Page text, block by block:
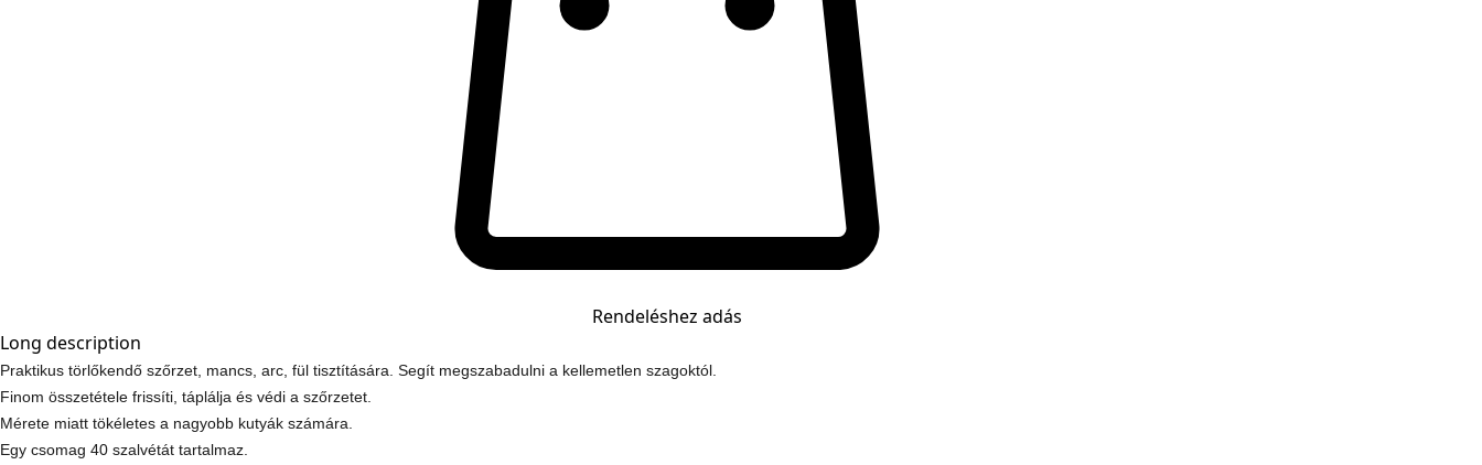
Rendeléshez adás
Long description
Praktikus törlőkendő szőrzet, mancs, arc, fül tisztítására. Segít megszabadulni a kellemetlen szagoktól.
Finom összetétele frissíti, táplálja és védi a szőrzetet.
Mérete miatt tökéletes a nagyobb kutyák számára.
Egy csomag 40 szalvétát tartalmaz.